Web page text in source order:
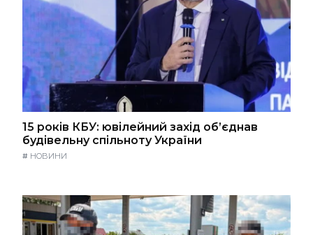
15 років КБУ: ювілейний захід об’єднав
будівельну спільноту України
# НОВИНИ